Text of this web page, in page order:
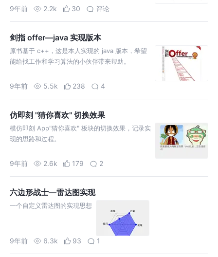
9年前 2.2k 30 评论
剑指 offer—java 实现版本
原书基于 c++，这是本人实现的 java 版本，希望
能给找工作和学习算法的小伙伴带来帮助。
9年前 5.5k 238 4
仿即刻 "猜你喜欢" 切换效果
模仿即刻 App"猜你喜欢" 板块的切换效果，记录实
现的思路和过程。
9年前 2.6k 179 2
六边形战士—雷达图实现
一个自定义雷达图的实现思想
9年前 6.3k 93 1